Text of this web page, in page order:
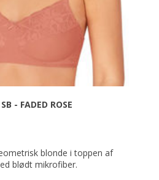
- FADED ROSE
blonde i toppen af
blødt mikrofiber.